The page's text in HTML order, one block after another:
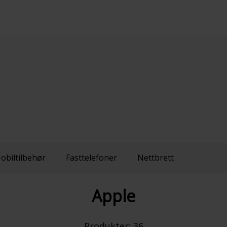
Fasttelefoner Nettbrett
Apple